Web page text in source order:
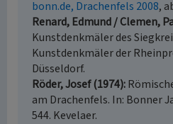
bonn.de, Drachenfels 2008,
Renard, Edmund / Clemen,
Kunstdenkmäler des
Kunstdenkmäler der
Düsseldorf.
Röder, Josef (1974)
am Drachenfels. In: Bonner
544. Kevelaer.